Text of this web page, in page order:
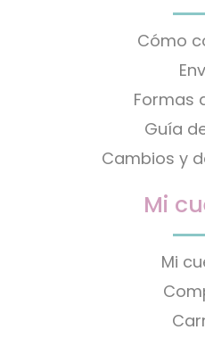
Cómo
Formas
Guía
Cambios y
Mi
Mi